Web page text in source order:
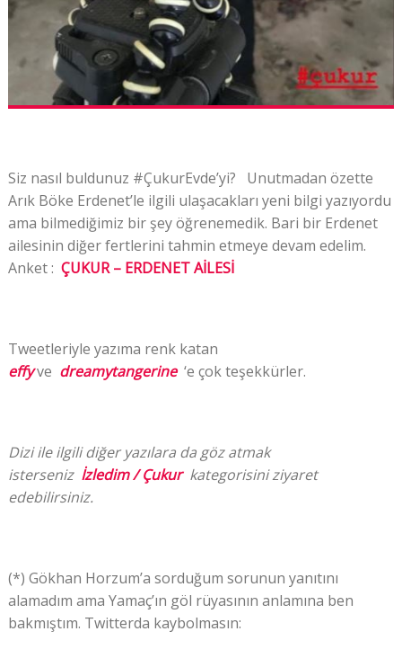
Siz nasıl buldunuz #ÇukurEvde’yi? Unutmadan özette
Arık Böke Erdenet’le ilgili ulaşacakları yeni bilgi yazıyordu
ama bilmediğimiz bir şey öğrenemedik. Bari bir Erdenet
ailesinin diğer fertlerini tahmin etmeye devam edelim.
Anket : ÇUKUR – ERDENET AİLESİ
Tweetleriyle yazıma renk katan
effyve dreamytangerine ‘e çok teşekkürler.
Dizi ile ilgili diğer yazılara da göz atmak
isterseniz İzledim / Çukur kategorisini ziyaret
edebilirsiniz.
(*) Gökhan Horzum’a sorduğum sorunun yanıtını
alamadım ama Yamaç’ın göl rüyasının anlamına ben
bakmıştım. Twitterda kaybolmasın: